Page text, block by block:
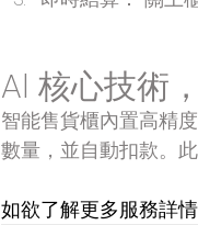
AI 核心技術
智能售貨櫃內置高精
數量，並自動扣款。
如欲了解更多服務詳